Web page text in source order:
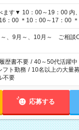
ます▼ 10：00～19：00 内
：00 ＊10：00～17：00
00 ＊12：00～19：00 ＊
～、9月～、10月～ ご相
履歴書不要 / 40～50代活躍中
フト勤務 / 10名以上の大量
不要
応募する